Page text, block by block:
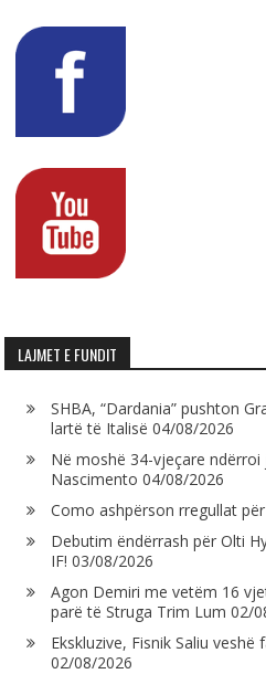
LAJMET E FUNDIT
SHBA, “Dardania” pushton
lartë të Italisë 04/08/2026
Në moshë 34-vjeçare
Nascimento 04/08/2026
Como ashpërson rregullat
Debutim ëndërrash për Olti
IF! 03/08/2026
Agon Demiri me vetëm 16
parë të Struga Trim Lum 02/
Ekskluzive, Fisnik Saliu veshë
02/08/2026